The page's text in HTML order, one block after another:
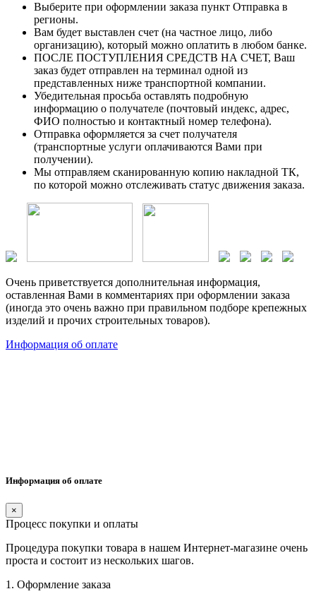
Выберите при оформлении заказа пункт Отправка в
регионы.
Вам будет выставлен счет (на частное лицо, либо
организацию), который можно оплатить в любом банке.
ПОСЛЕ ПОСТУПЛЕНИЯ СРЕДСТВ НА СЧЕТ, Ваш
заказ будет отправлен на терминал одной из
представленных ниже транспортной компании.
Убедительная просьба оставлять подробную
информацию о получателе (почтовый индекс, адрес,
ФИО полностью и контактный номер телефона).
Отправка оформляется за счет получателя
(транспортные услуги оплачиваются Вами при
получении).
Мы отправляем сканированную копию накладной ТК,
по которой можно отслеживать статус движения заказа.
Очень приветствуется дополнительная информация,
оставленная Вами в комментариях при оформлении заказа
(иногда это очень важно при правильном подборе крепежных
изделий и прочих строительных товаров).
Информация об оплате
Информация об оплате
×
Процесс покупки и оплаты
Процедура покупки товара в нашем Интернет-магазине очень
проста и состоит из нескольких шагов.
1. Оформление заказа